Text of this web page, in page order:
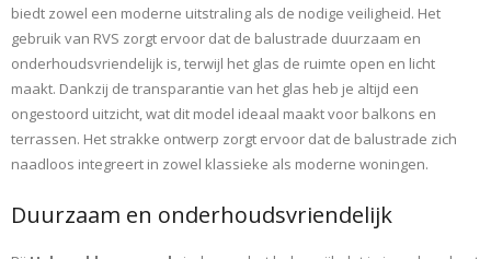
biedt zowel een moderne uitstraling als de nodige veiligheid. Het
gebruik van RVS zorgt ervoor dat de balustrade duurzaam en
onderhoudsvriendelijk is, terwijl het glas de ruimte open en licht
maakt. Dankzij de transparantie van het glas heb je altijd een
ongestoord uitzicht, wat dit model ideaal maakt voor balkons en
terrassen. Het strakke ontwerp zorgt ervoor dat de balustrade zich
naadloos integreert in zowel klassieke als moderne woningen.
Duurzaam en onderhoudsvriendelijk